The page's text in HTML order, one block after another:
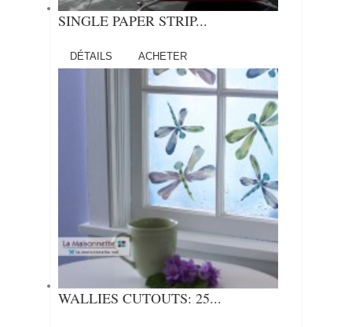
SINGLE PAPER STRIP...
DÉTAILS ACHETER
WALLIES CUTOUTS: 25...